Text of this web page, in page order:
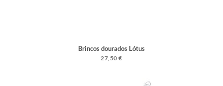
Brincos dourados Lótus
27,50 €